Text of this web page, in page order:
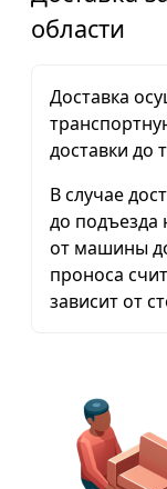
области
Доставка
доставки до
В случае
до подъезда
от машины
проноса
зависит от